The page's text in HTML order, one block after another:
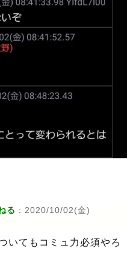
る : 2020/10/02(金)
いてもコミュ力必須やろ